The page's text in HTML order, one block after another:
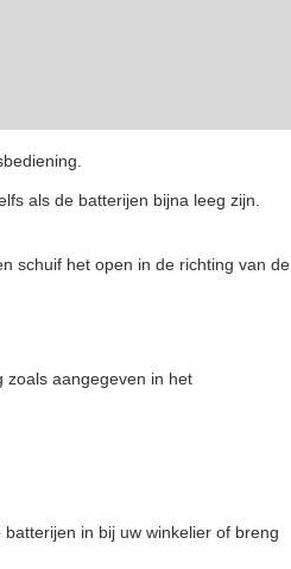
als de batterijen bijna leeg zijn.
schuif het open in de richting van de
zoals aangegeven in het
in bij uw winkelier of breng